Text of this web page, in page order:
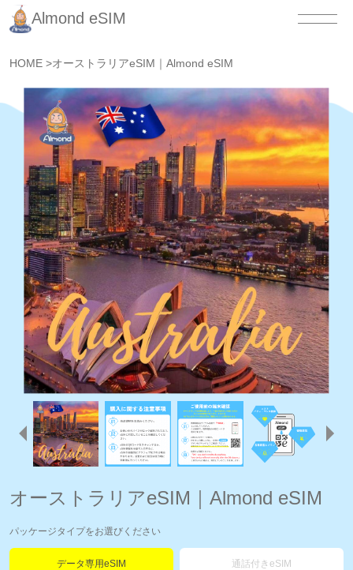
Almond eSIM
HOME >オーストラリアeSIM｜Almond eSIM
オーストラリアeSIM｜Almond eSIM
パッケージタイプをお選びください
データ専用eSIM 通話付きeSIM